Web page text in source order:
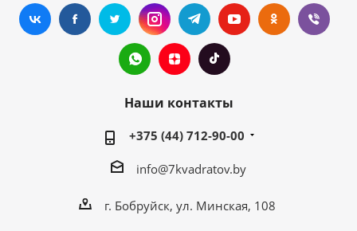
Наши контакты
+375 (44) 712-90-00
info@7kvadratov.by
г. Бобруйск, ул. Минская, 108